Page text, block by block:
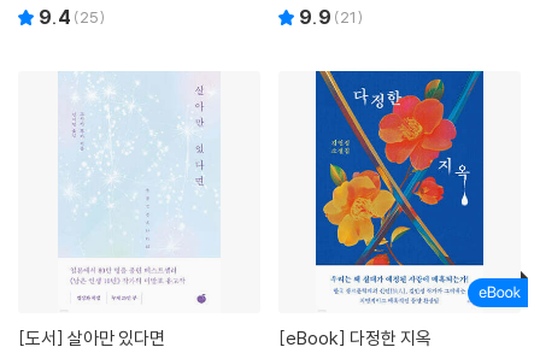
9.4 (25) 9.9 (21)
[도서] 살아만 있다면 [eBook] 다정한 지옥